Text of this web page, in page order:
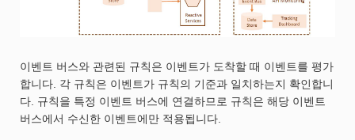
이벤트 버스와 관련된 규칙은 이벤트가 도착할 때 이벤트를 평가
합니다. 각 규칙은 이벤트가 규칙의 기준과 일치하는지 확인합니
다. 규칙을 특정 이벤트 버스에 연결하므로 규칙은 해당 이벤트
버스에서 수신한 이벤트에만 적용됩니다.